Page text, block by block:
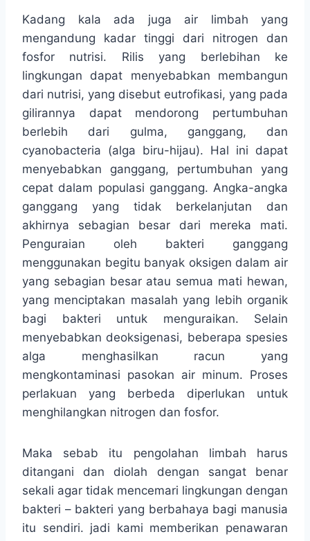
Kadang kala ada juga air limbah yang
mengandung kadar tinggi dari nitrogen dan
fosfor nutrisi. Rilis yang berlebihan ke
lingkungan dapat menyebabkan membangun
dari nutrisi, yang disebut eutrofikasi, yang pada
gilirannya dapat mendorong pertumbuhan
berlebih dari gulma, ganggang, dan
cyanobacteria (alga biru-hijau). Hal ini dapat
menyebabkan ganggang, pertumbuhan yang
cepat dalam populasi ganggang. Angka-angka
ganggang yang tidak berkelanjutan dan
akhirnya sebagian besar dari mereka mati.
Penguraian oleh bakteri ganggang
menggunakan begitu banyak oksigen dalam air
yang sebagian besar atau semua mati hewan,
yang menciptakan masalah yang lebih organik
bagi bakteri untuk menguraikan. Selain
menyebabkan deoksigenasi, beberapa spesies
alga menghasilkan racun yang
mengkontaminasi pasokan air minum. Proses
perlakuan yang berbeda diperlukan untuk
menghilangkan nitrogen dan fosfor.
Maka sebab itu pengolahan limbah harus
ditangani dan diolah dengan sangat benar
sekali agar tidak mencemari lingkungan dengan
bakteri – bakteri yang berbahaya bagi manusia
itu sendiri. jadi kami memberikan penawaran